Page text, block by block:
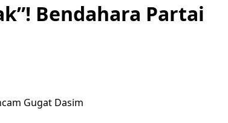
Bendahara Partai